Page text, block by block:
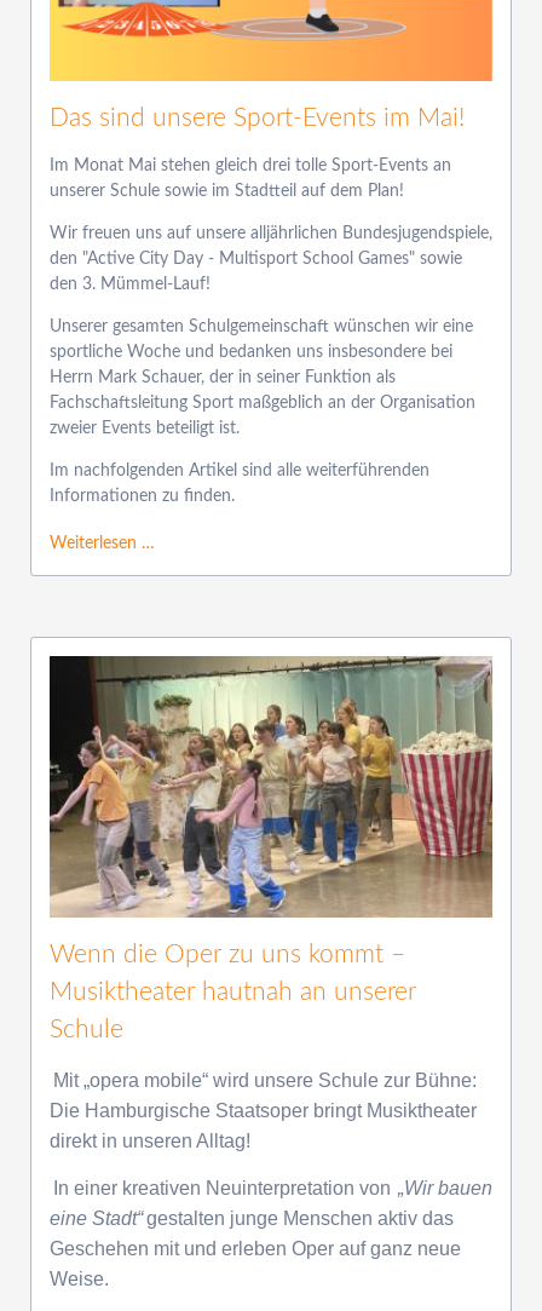
Das sind unsere Sport-Events im Mai!
Im Monat Mai stehen gleich drei tolle Sport-Events an
unserer Schule sowie im Stadtteil auf dem Plan!
Wir freuen uns auf unsere alljährlichen Bundesjugendspiele,
den "Active City Day - Multisport School Games" sowie
den 3. Mümmel-Lauf!
Unserer gesamten Schulgemeinschaft wünschen wir eine
sportliche Woche und bedanken uns insbesondere bei
Herrn Mark Schauer, der in seiner Funktion als
Fachschaftsleitung Sport maßgeblich an der Organisation
zweier Events beteiligt ist.
Im nachfolgenden Artikel sind alle weiterführenden
Informationen zu finden.
Weiterlesen …
Wenn die Oper zu uns kommt –
Musiktheater hautnah an unserer
Schule
Mit „opera mobile“ wird unsere Schule zur Bühne:
Die Hamburgische Staatsoper bringt Musiktheater
direkt in unseren Alltag!
In einer kreativen Neuinterpretation von „Wir bauen
eine Stadt“gestalten junge Menschen aktiv das
Geschehen mit und erleben Oper auf ganz neue
Weise.